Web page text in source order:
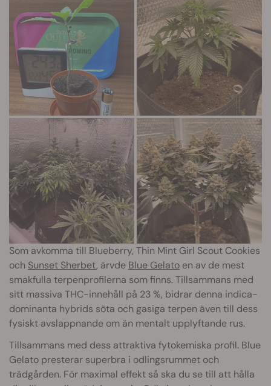
Som avkomma till Blueberry, Thin Mint Girl Scout Cookies
och Sunset Sherbet, ärvde Blue Gelato en av de mest
smakfulla terpenprofilerna som finns. Tillsammans med
sitt massiva THC-innehåll på 23 %, bidrar denna indica-
dominanta hybrids söta och gasiga terpen även till dess
fysiskt avslappnande om än mentalt upplyftande rus.
Tillsammans med dess attraktiva fytokemiska profil. Blue
Gelato presterar superbra i odlingsrummet och
trädgården. För maximal effekt så ska du se till att hålla